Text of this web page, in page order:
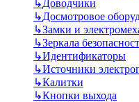
↳Доводчики
↳Досмотровое
↳Замки и
↳Зеркала
↳Идентификаторы
↳Источники
↳Калитки
↳Кнопки выхода